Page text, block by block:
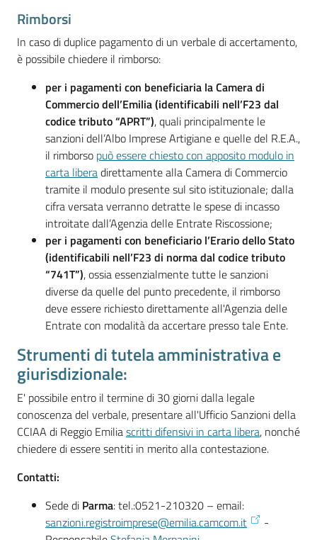
Rimborsi
In caso di duplice pagamento di un verbale di accertamento,
è possibile chiedere il rimborso:
per i pagamenti con beneficiaria la Camera di
Commercio dell’Emilia (identificabili nell’F23 dal
codice tributo “APRT”), quali principalmente le
sanzioni dell’Albo Imprese Artigiane e quelle del R.E.A.,
il rimborso può essere chiesto con apposito modulo in
carta liberadirettamente alla Camera di Commercio
tramite il modulo presente sul sito istituzionale; dalla
cifra versata verranno detratte le spese di incasso
introitate dall’Agenzia delle Entrate Riscossione;
per i pagamenti con beneficiario l’Erario dello Stato
(identificabili nell’F23 di norma dal codice tributo
“741T”), ossia essenzialmente tutte le sanzioni
diverse da quelle del punto precedente, il rimborso
deve essere richiesto direttamente all'Agenzia delle
Entrate con modalità da accertare presso tale Ente.
Strumenti di tutela amministrativa e
giurisdizionale:
E' possibile entro il termine di 30 giorni dalla legale
conoscenza del verbale, presentare all'Ufficio Sanzioni della
CCIAA di Reggio Emiliascritti difensivi in carta libera, nonché
chiedere di essere sentiti in merito alla contestazione.
Contatti:
Sede di Parma: tel.:0521-210320 – email:
sanzioni.registroimprese@emilia.camcom.it
-